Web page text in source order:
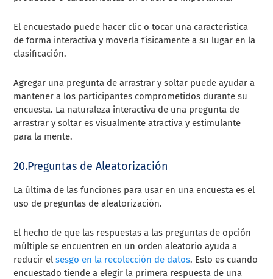
El encuestado puede hacer clic o tocar una característica
de forma interactiva y moverla físicamente a su lugar en la
clasificación.
Agregar una pregunta de arrastrar y soltar puede ayudar a
mantener a los participantes comprometidos durante su
encuesta. La naturaleza interactiva de una pregunta de
arrastrar y soltar es visualmente atractiva y estimulante
para la mente.
20.Preguntas de Aleatorización
La última de las funciones para usar en una encuesta es el
uso de preguntas de aleatorización.
El hecho de que las respuestas a las preguntas de opción
múltiple se encuentren en un orden aleatorio ayuda a
reducir elsesgo en la recolección de datos. Esto es cuando
encuestado tiende a elegir la primera respuesta de una